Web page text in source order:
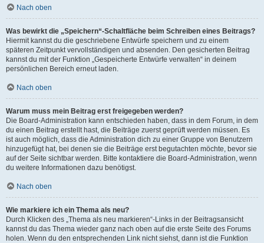
Nach oben
Was bewirkt die „Speichern“-Schaltfläche beim Schreiben eines Beitrags?
Hiermit kannst du die geschriebene Entwürfe speichern und zu einem
späteren Zeitpunkt vervollständigen und absenden. Den gesicherten Beitrag
kannst du mit der Funktion „Gespeicherte Entwürfe verwalten“ in deinem
persönlichen Bereich erneut laden.
Nach oben
Warum muss mein Beitrag erst freigegeben werden?
Die Board-Administration kann entschieden haben, dass in dem Forum, in dem
du einen Beitrag erstellt hast, die Beiträge zuerst geprüft werden müssen. Es
ist auch möglich, dass die Administration dich zu einer Gruppe von Benutzern
hinzugefügt hat, bei denen sie die Beiträge erst begutachten möchte, bevor sie
auf der Seite sichtbar werden. Bitte kontaktiere die Board-Administration, wenn
du weitere Informationen dazu benötigst.
Nach oben
Wie markiere ich ein Thema als neu?
Durch Klicken des „Thema als neu markieren“-Links in der Beitragsansicht
kannst du das Thema wieder ganz nach oben auf die erste Seite des Forums
holen. Wenn du den entsprechenden Link nicht siehst, dann ist die Funktion